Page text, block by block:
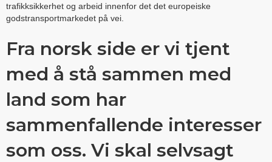
trafikksikkerhet og arbeid innenfor det det europeiske
godstransportmarkedet på vei.
Fra norsk side er vi tjent
med å stå sammen med
land som har
sammenfallende interesser
som oss. Vi skal selvsagt